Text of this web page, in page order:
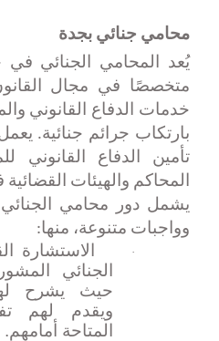
محامي جنائي بجدة
يُعد المحامي الجنائي في
متخصصًا في مجال
خدمات الدفاع القانوني
بارتكاب جرائم جنائية.
تأمين الدفاع القانوني
المحاكم والهيئات
يشمل دور محامي
وواجبات متنوعة، منها:
·
الاستشارة
الجنائي
حيث يشرح
ويقدم لهم
المتاحة أمامهم.